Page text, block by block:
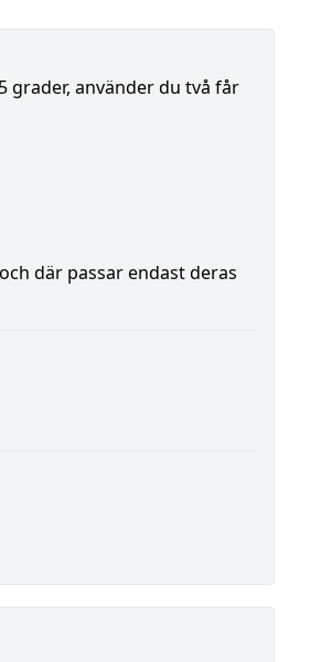
grader, använder du två får
där passar endast deras